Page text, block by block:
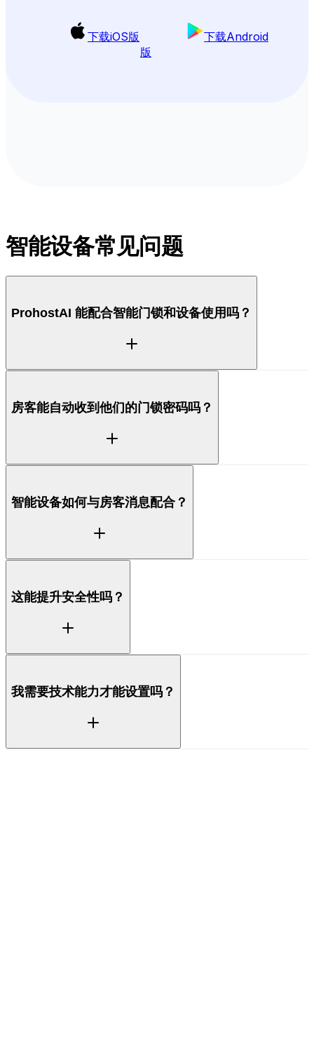
下载iOS版
下载Android
版
智能设备常见问题
ProhostAI 能配合智能门锁和设备使用吗？
备操作能与预订及入住关联起来，使 AI 能在合适的时
机把进门信息分享给房客。
房客能自动收到他们的门锁密码吗？
房客，并在消息中引用它，让房客顺利进门，而你无需
为每次入住手动发送密码。
智能设备如何与房客消息配合？
确的、针对具体预订的细节回答门禁和进门问题，让房
客在对话中就能得到正确的指引。
这能提升安全性吗？
对齐，从而降低密码过期或被共享的风险，让进门权限
始终绑定在真正有预订的人身上。
我需要技术能力才能设置吗？